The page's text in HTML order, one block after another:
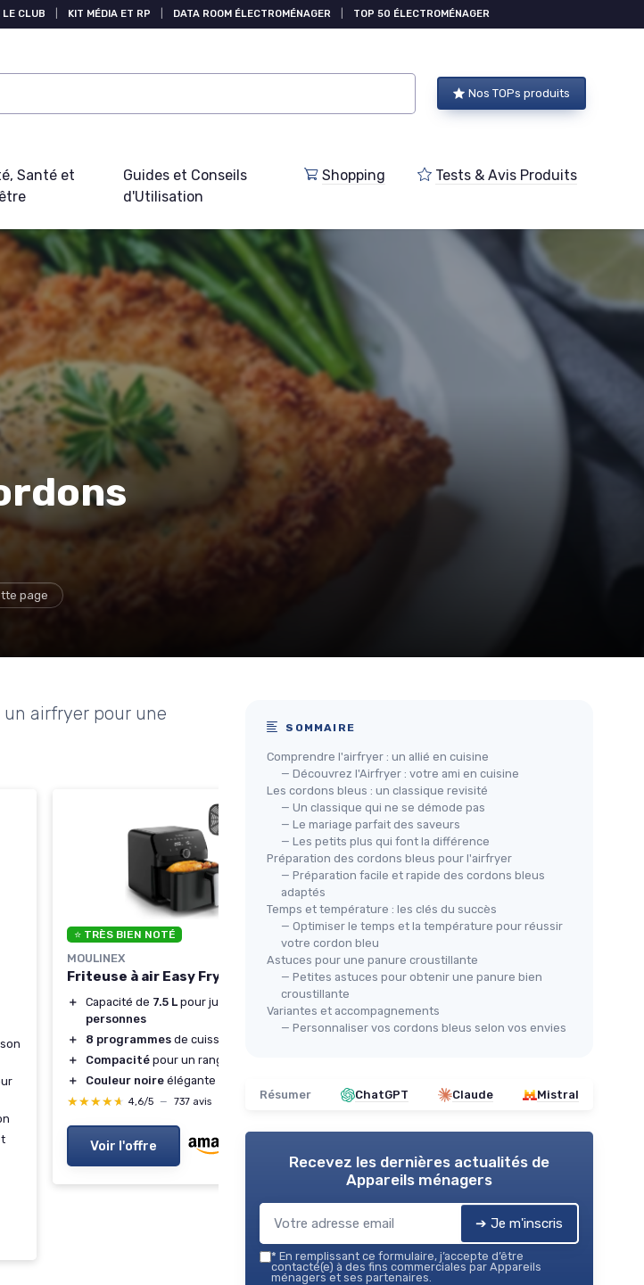
LE CLUB KIT MÉDIA ET RP DATA ROOM ÉLECTROMÉNAGER TOP 50 ÉLECTROMÉNAGER
Nos TOPs produits
Santé et
Guides et Conseils
d'Utilisation
Shopping Tests & Avis Produits
page
airfryer pour une
⭐ TRÈS BIEN NOTÉ
MOULINEX
Friteuse à air Easy Fry Mega 7.5 L
＋ Capacité de 7.5 L pour jusqu'à
personnes
＋
8 programmes de cuisson
＋
Compacité pour un rangement facile
＋
Couleur noire élégante
★★★★★
★★★★★ 4,6/5 — 737 avis
Voir l'offre
Friteuse sans huile LITTLE
BALANCE 8866
＋ 7 programmes pré-définis
＋
Voir l'offre
SOMMAIRE
Comprendre l'airfryer : un allié en cuisine
— Découvrez l'Airfryer : votre ami en cuisine
Les cordons bleus : un classique revisité
— Un classique qui ne se démode pas
— Le mariage parfait des saveurs
— Les petits plus qui font la différence
Préparation des cordons bleus pour l'airfryer
— Préparation facile et rapide des cordons bleus
adaptés
Temps et température : les clés du succès
— Optimiser le temps et la température pour réussir
votre cordon bleu
Astuces pour une panure croustillante
— Petites astuces pour obtenir une panure bien
croustillante
Variantes et accompagnements
— Personnaliser vos cordons bleus selon vos envies
Résumer ChatGPT Claude Mistral
Recevez les dernières actualités de
Appareils ménagers
➔ Je m'inscris
* En remplissant ce formulaire, j’accepte d’être
contacté(e) à des fins commerciales par Appareils
ménagers et ses partenaires.